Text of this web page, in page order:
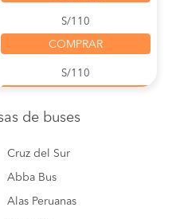
S/110
COMPRAR
S/110
COMPRAR
COMPRAR
de buses
Cruz del Sur
Abba Bus
Alas Peruanas